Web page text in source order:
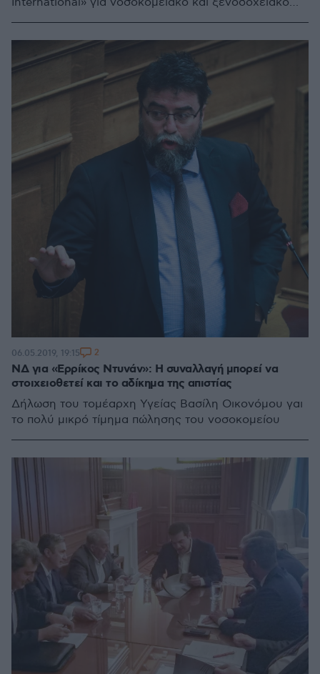
ΝΔ για «Ερρίκος Ντυνάν»: Η συναλλαγή μπορεί να
στοιχειοθετεί και το αδίκημα της απιστίας
Δήλωση του τομέαρχη Υγείας Βασίλη Οικονόμου γαι
το πολύ μικρό τίμημα πώλησης του νοσοκομείου
06.05.2019, 19:15 2